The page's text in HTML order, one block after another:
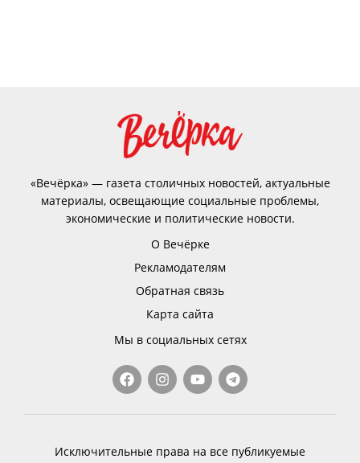
«Вечёрка» — газета столичных новостей, актуальные
материалы, освещающие социальные проблемы,
экономические и политические новости.
О Вечёрке
Рекламодателям
Обратная связь
Карта сайта
Мы в социальных сетях
Исключительные права на все публикуемые